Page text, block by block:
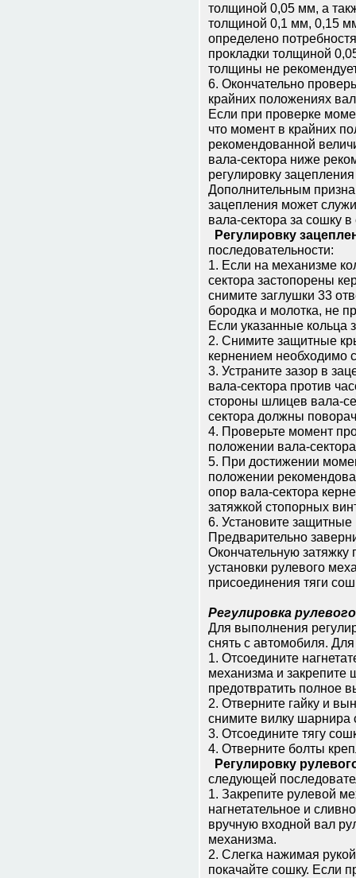
толщиной 0,05 мм, а
толщиной 0,1 мм, 0,15
определено
прокладки толщиной
толщины не
6. Окончательно
крайних положениях
Если при проверке
что момент в крайних
рекомендованной
вала-сектора ниже
регулировку
Дополнительным
зацепления может
вала-сектора за сошку
Регулировку
последовательности:
1. Если на механизме
сектора застопорены
снимите заглушки 33
бородка и молотка, не
Если указанные кольца
2. Снимите защитные
кернением необходимо
3. Устраните зазор в
вала-сектора против
стороны шлицев вала-
сектора должны
4. Проверьте момент
положении вала-
5. При достижении
положении
опор вала-сектора
затяжкой стопорных
6. Установите
Предварительно
Окончательную затяжку
установки рулевого
присоединения тяги
Регулировка
Для выполнения
снять с автомобиля. Для
1. Отсоедините
механизма и закрепите
предотвратить полное
2. Отверните гайку и
снимите вилку шарнира
3. Отсоедините тягу
4. Отверните болты
Регулировку
следующей
1. Закрепите рулевой
нагнетательное и
вручную входной вал
механизма.
2. Слегка нажимая
покачайте сошку. Если